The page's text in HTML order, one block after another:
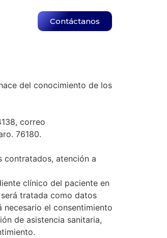
Contáctanos
del conocimiento de los
correo
76180.
contratados, atención a
clínico del paciente en
tratada como datos
el consentimiento
de asistencia sanitaria,